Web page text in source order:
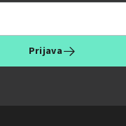
Prijava